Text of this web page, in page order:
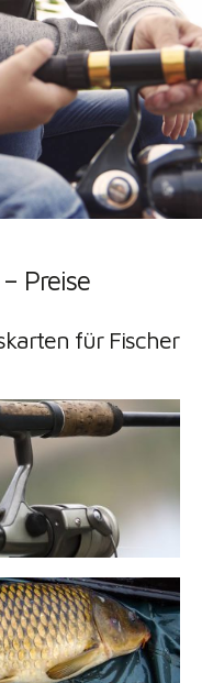
Preise
für Fischer